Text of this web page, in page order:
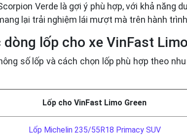
Verde là gợi ý phù hợp, với khả
lại trải nghiệm lái mượt mà trên hành
dòng lốp cho xe VinFast
số lốp và cách chọn lốp phù hợp theo
Lốp cho VinFast Limo Green
Lốp Michelin 235/55R18 Primacy SUV